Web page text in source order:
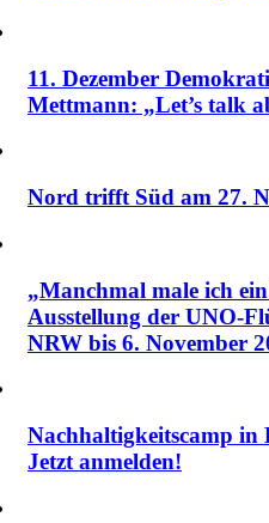
11. Dezember
Mettmann: „Let’s talk
Nord trifft Süd am 27.
„Manchmal male ich
Ausstellung der UNO-
NRW bis 6. November
Nachhaltigkeitscamp in
Jetzt anmelden!